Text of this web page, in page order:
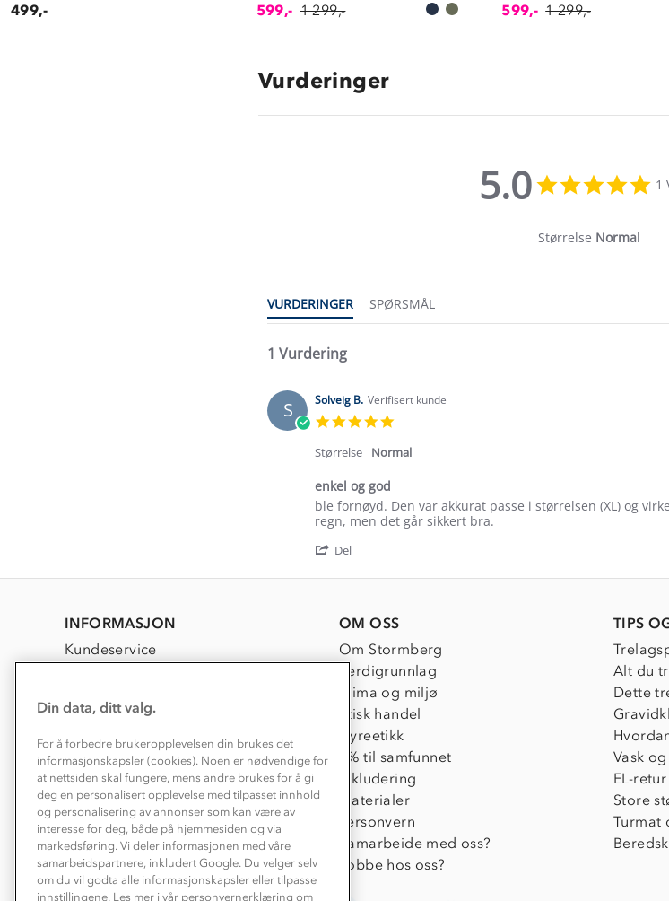
499,-
599,- 1 299,-
599,- 1 299,-
Vurderinger
5.0 1
Størrelse Normal
VURDERINGER
SPØRSMÅL
1 Vurdering
S Solveig B. Verifisert kunde
rating
Størrelse Normal
enkel og god
Review
by
B.
28
review
stating
og
ble fornøyd. Den var akkurat passe i størrelsen (XL) og
regn, men det går sikkert bra.
Del
Review
B.
on
28
Jul
INFORMASJON
Kundeservice
Kundeklubb
Våre butikker
Bedrift, barnehage og SFO
Presse
OM OSS
Om Stormberg
Verdigrunnlag
Klima og miljø
Etisk handel
Dyreetikk
1% til samfunnet
Inkludering
Materialer
Personvern
Samarbeide med oss?
Jobbe hos oss?
TIPS
Alt du
Dette
Vask
EL-retur
Store
Turmat
Din data, ditt valg.
For å forbedre brukeropplevelsen din brukes det
informasjonskapsler (cookies). Noen er nødvendige for
at nettsiden skal fungere, mens andre brukes for å gi
deg en personalisert opplevelse med tilpasset innhold
og personalisering av annonser som kan være av
interesse for deg, både på hjemmesiden og via
markedsføring. Vi deler informasjonen med våre
samarbeidspartnere, inkludert Google. Du velger selv
om du vil godta alle informasjonskapsler eller tilpasse
innstillingene. Les mer i vår personvernerklæring om